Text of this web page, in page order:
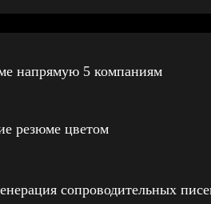
напрямую 5 компаниям
резюме цветом
сопроводительных